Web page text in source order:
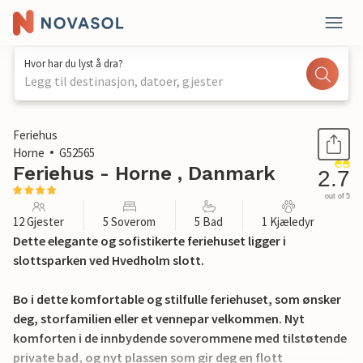
Hvor har du lyst å dra?
Legg til destinasjon, datoer, gjester
1 / 37
Feriehus
Horne
G52565
Feriehus - Horne , Danmark 2.7
out of 5
12 Gjester 5 Soverom 5 Bad 1 Kjæledyr
Dette elegante og sofistikerte feriehuset ligger i
slottsparken ved Hvedholm slott.
Bo i dette komfortable og stilfulle feriehuset, som ønsker
deg, storfamilien eller et vennepar velkommen. Nyt
komforten i de innbydende soverommene med tilstøtende
private bad, og nyt plassen som gir deg en flott